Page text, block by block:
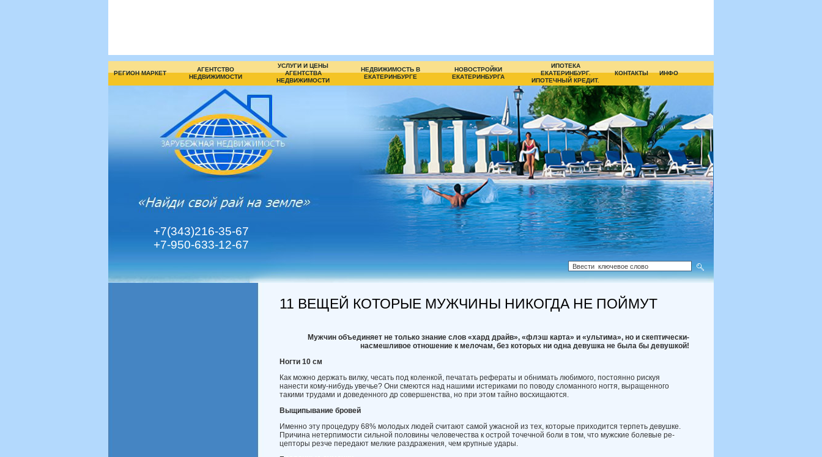
РЕГИОН МАРКЕТ
АГЕНТСТВО
НЕДВИЖИМОСТИ
УСЛУГИ И ЦЕНЫ
АГЕНТСТВА
НЕДВИЖИМОСТИ
НЕДВИЖИМОСТЬ В
ЕКАТЕРИНБУРГЕ
НОВОСТРОЙКИ
ЕКАТЕРИНБУРГА
ИПОТЕКА
ЕКАТЕРИНБУРГ.
ИПОТЕЧНЫЙ КРЕДИТ.
КОНТАКТЫ ИНФО
+7(343)216-35-67
+7-950-633-12-67
11 ВЕЩЕЙ КОТОРЫЕ МУЖЧИНЫ НИКОГДА НЕ ПОЙМУТ
Мужчин объединяет не только знание слов «хард драйв», «флэш карта» и «ультима», но и скепти­чески-
насмешливое отношение к мелочам, без которых ни одна девушка не была бы девушкой!
Ногти 10 см
Как можно держать вилку, чесать под коленкой, печатать рефераты и обнимать любимого, постоянно рискуя
нанести кому-нибудь увечье? Они смеются над нашими истериками по поводу сломан­ного ногтя, выращенного
такими труда­ми и доведенного др совершенства, но при этом тайно восхищаются.
Выщипывание бровей
Именно эту процедуру 68% молодых людей считают самой ужасной из тех, которые приходится терпеть девушке.
Причина нетерпимости сильной поло­вины человечества к острой точечной боли в том, что мужские болевые ре­
цепторы резче передают мелкие раз­дражения, чем крупные удары.